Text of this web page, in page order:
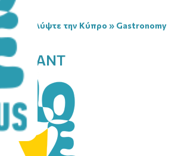
» Ανακαλύψτε την Κύπρο » Gastronomy